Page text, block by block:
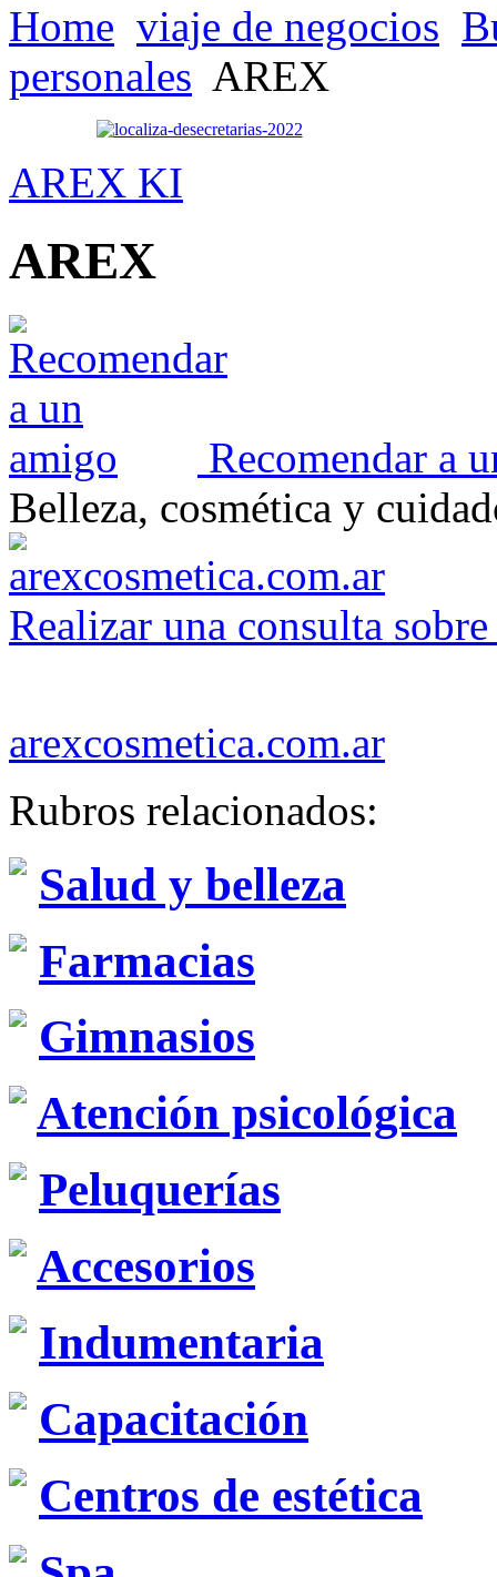
Home viaje de negocios
personales AREX
AREX KI
AREX
Recomendar a
Belleza, cosmética y
Realizar una consulta
arexcosmetica.com.ar
Rubros relacionados:
Salud y belleza
Farmacias
Gimnasios
Atención psicológica
Peluquerías
Accesorios
Indumentaria
Capacitación
Centros de estética